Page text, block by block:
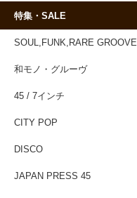
特集・SALE
SOUL,FUNK,RARE GROOVE
和モノ・グルーヴ
45 / 7インチ
CITY POP
DISCO
JAPAN PRESS 45